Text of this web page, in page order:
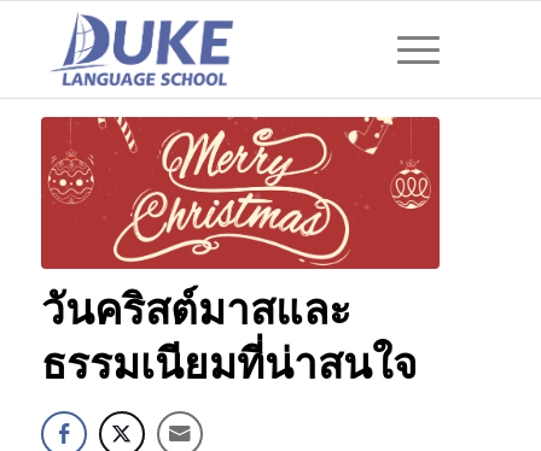
วันคริสต์มาสและ
ธรรมเนียมที่น่าสนใจ